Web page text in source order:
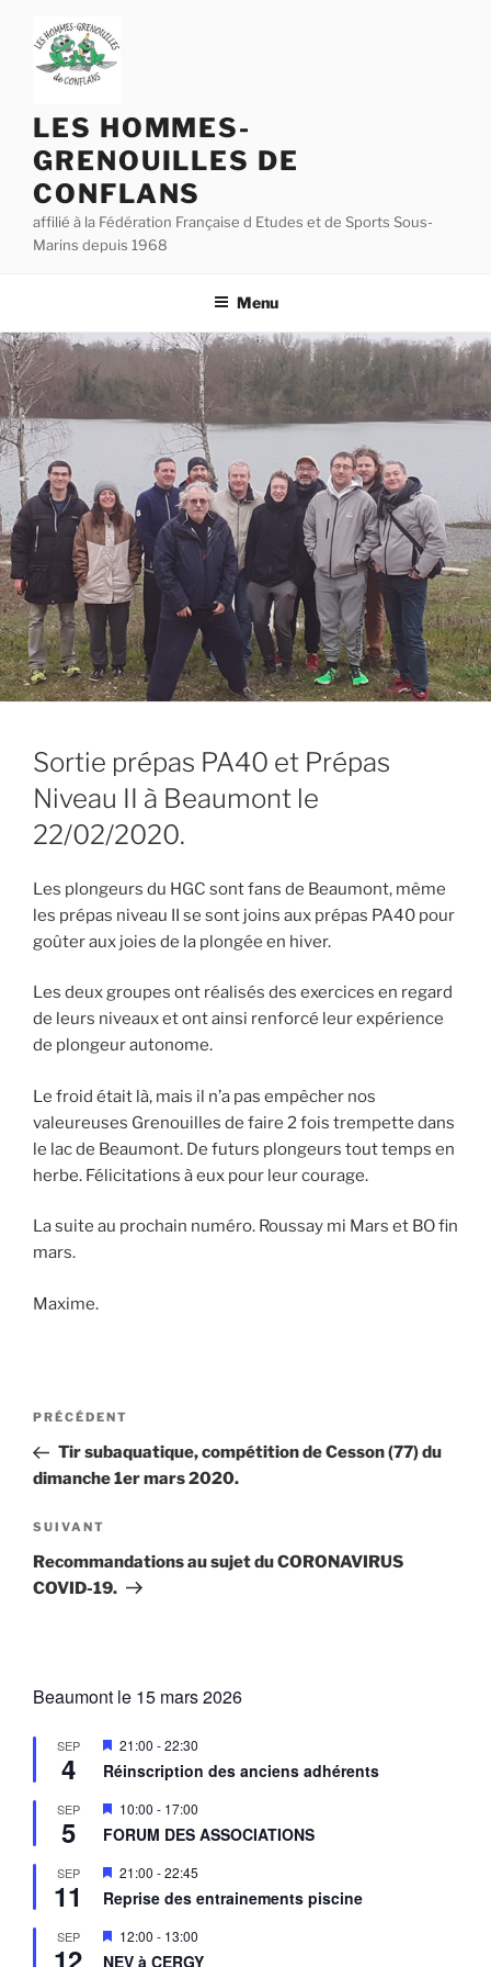
contenu
principal
LES HOMMES-
GRENOUILLES DE
CONFLANS
affilié à la Fédération Française d Etudes et de Sports Sous-
Marins depuis 1968
Menu
Sortie prépas PA40 et Prépas
Niveau II à Beaumont le
22/02/2020.
Les plongeurs du HGC sont fans de Beaumont, même
les prépas niveau II se sont joins aux prépas PA40 pour
goûter aux joies de la plongée en hiver.
Les deux groupes ont réalisés des exercices en regard
de leurs niveaux et ont ainsi renforcé leur expérience
de plongeur autonome.
Le froid était là, mais il n’a pas empêcher nos
valeureuses Grenouilles de faire 2 fois trempette dans
le lac de Beaumont. De futurs plongeurs tout temps en
herbe. Félicitations à eux pour leur courage.
La suite au prochain numéro. Roussay mi Mars et BO fin
mars.
Maxime.
Navigation
l’article
Article
précédent
PRÉCÉDENT
Tir subaquatique, compétition de Cesson (77) du
dimanche 1er mars 2020.
Article
suivant
SUIVANT
Recommandations au sujet du CORONAVIRUS
COVID-19.
Beaumont le 15 mars 2026
SEP
4
M
i
s
n
a
a
n
t
21:00 -22:30
Réinscription des anciens adhérents
SEP
5
M
i
s
n
a
v
a
n
10:00 - 17:00
FORUM DES ASSOCIATIONS
SEP
11
M
s
n
a
21:00 -22:45
Reprise des entrainements piscine
SEP
12
M
i
12:00 - 13:00
NEV à CERGY